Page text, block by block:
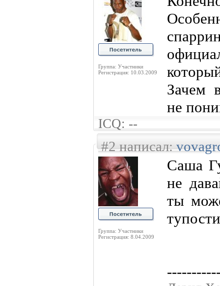
Группа: Участники
Регистрация: 10.03.2009
Зачем
не
ICQ: --
#2 написал:
Группа: Участники
Регистрация: 8.04.2009
Саша
не
ты